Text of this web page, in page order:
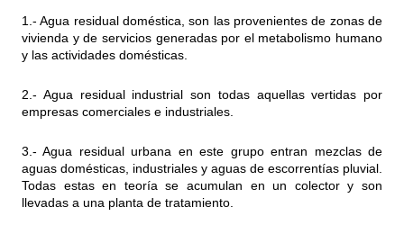
1.- Agua residual doméstica, son las provenientes de zonas de
vivienda y de servicios generadas por el metabolismo humano
y las actividades domésticas.
2.- Agua residual industrial son todas aquellas vertidas por
empresas comerciales e industriales.
3.- Agua residual urbana en este grupo entran mezclas de
aguas domésticas, industriales y aguas de escorrentías pluvial.
Todas estas en teoría se acumulan en un colector y son
llevadas a una planta de tratamiento.